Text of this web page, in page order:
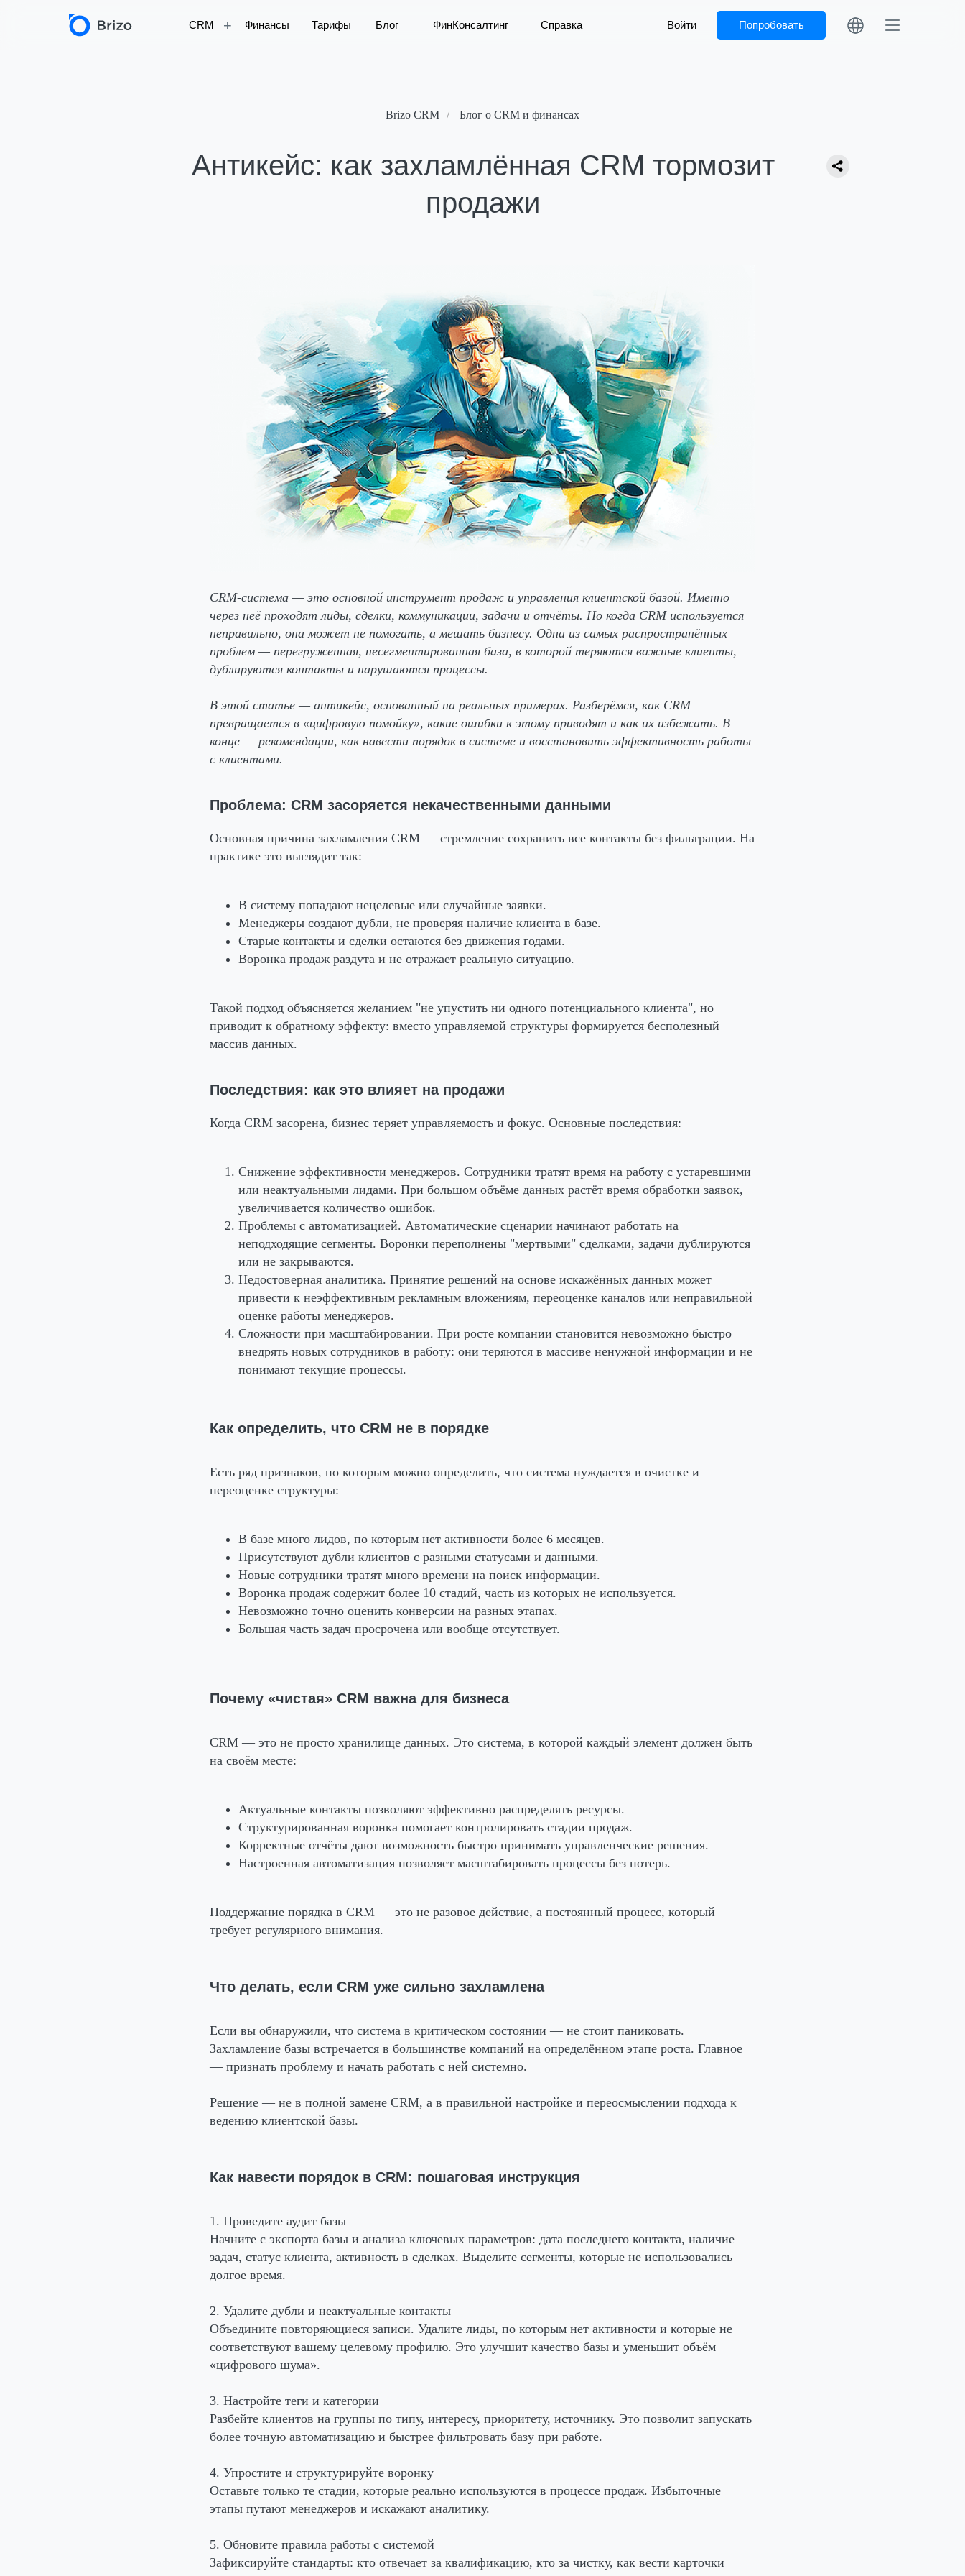
Войти
CRM Тарифы Блог Справка
ФинКонсалтинг Попробовать
+ Финансы
Brizo CRM / Блог о CRM и финансах
Антикейс: как захламлённая CRM тормозит
продажи
CRM-система — это основной инструмент продаж и управления клиентской базой. Именно
через неё проходят лиды, сделки, коммуникации, задачи и отчёты. Но когда CRM используется
неправильно, она может не помогать, а мешать бизнесу. Одна из самых распространённых
проблем — перегруженная, несегментированная база, в которой теряются важные клиенты,
дублируются контакты и нарушаются процессы.
В этой статье — антикейс, основанный на реальных примерах. Разберёмся, как CRM
превращается в «цифровую помойку», какие ошибки к этому приводят и как их избежать. В
конце — рекомендации, как навести порядок в системе и восстановить эффективность работы
с клиентами.
Проблема: CRM засоряется некачественными данными
Основная причина захламления CRM — стремление сохранить все контакты без фильтрации. На
практике это выглядит так:
В систему попадают нецелевые или случайные заявки.
Менеджеры создают дубли, не проверяя наличие клиента в базе.
Старые контакты и сделки остаются без движения годами.
Воронка продаж раздута и не отражает реальную ситуацию.
Такой подход объясняется желанием "не упустить ни одного потенциального клиента", но
приводит к обратному эффекту: вместо управляемой структуры формируется бесполезный
массив данных.
Последствия: как это влияет на продажи
Когда CRM засорена, бизнес теряет управляемость и фокус. Основные последствия:
Снижение эффективности менеджеров. Сотрудники тратят время на работу с устаревшими
или неактуальными лидами. При большом объёме данных растёт время обработки заявок,
увеличивается количество ошибок.
Проблемы с автоматизацией. Автоматические сценарии начинают работать на
неподходящие сегменты. Воронки переполнены "мертвыми" сделками, задачи дублируются
или не закрываются.
Недостоверная аналитика. Принятие решений на основе искажённых данных может
привести к неэффективным рекламным вложениям, переоценке каналов или неправильной
оценке работы менеджеров.
Сложности при масштабировании. При росте компании становится невозможно быстро
внедрять новых сотрудников в работу: они теряются в массиве ненужной информации и не
понимают текущие процессы.
Как определить, что CRM не в порядке
Есть ряд признаков, по которым можно определить, что система нуждается в очистке и
переоценке структуры:
В базе много лидов, по которым нет активности более 6 месяцев.
Присутствуют дубли клиентов с разными статусами и данными.
Новые сотрудники тратят много времени на поиск информации.
Воронка продаж содержит более 10 стадий, часть из которых не используется.
Невозможно точно оценить конверсии на разных этапах.
Большая часть задач просрочена или вообще отсутствует.
Почему «чистая» CRM важна для бизнеса
CRM — это не просто хранилище данных. Это система, в которой каждый элемент должен быть
на своём месте:
Актуальные контакты позволяют эффективно распределять ресурсы.
Структурированная воронка помогает контролировать стадии продаж.
Корректные отчёты дают возможность быстро принимать управленческие решения.
Настроенная автоматизация позволяет масштабировать процессы без потерь.
Поддержание порядка в CRM — это не разовое действие, а постоянный процесс, который
требует регулярного внимания.
Что делать, если CRM уже сильно захламлена
Если вы обнаружили, что система в критическом состоянии — не стоит паниковать.
Захламление базы встречается в большинстве компаний на определённом этапе роста. Главное
— признать проблему и начать работать с ней системно.
Решение — не в полной замене CRM, а в правильной настройке и переосмыслении подхода к
ведению клиентской базы.
Как навести порядок в CRM: пошаговая инструкция
1. Проведите аудит базы
Начните с экспорта базы и анализа ключевых параметров: дата последнего контакта, наличие
задач, статус клиента, активность в сделках. Выделите сегменты, которые не использовались
долгое время.
2. Удалите дубли и неактуальные контакты
Объедините повторяющиеся записи. Удалите лиды, по которым нет активности и которые не
соответствуют вашему целевому профилю. Это улучшит качество базы и уменьшит объём
«цифрового шума».
3. Настройте теги и категории
Разбейте клиентов на группы по типу, интересу, приоритету, источнику. Это позволит запускать
более точную автоматизацию и быстрее фильтровать базу при работе.
4. Упростите и структурируйте воронку
Оставьте только те стадии, которые реально используются в процессе продаж. Избыточные
этапы путают менеджеров и искажают аналитику.
5. Обновите правила работы с системой
Зафиксируйте стандарты: кто отвечает за квалификацию, кто за чистку, как вести карточки